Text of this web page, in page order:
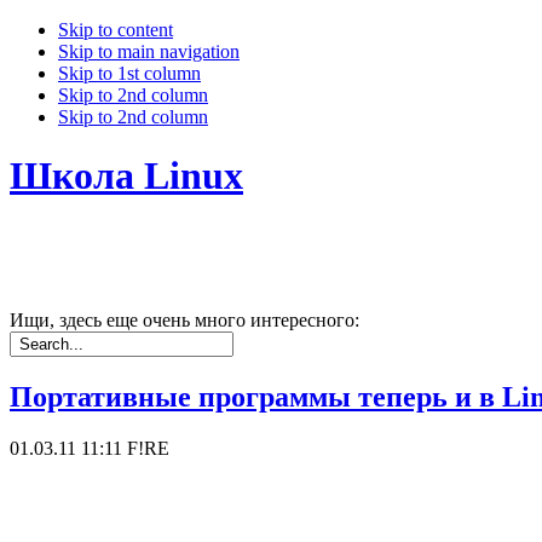
Skip to content
Skip to main navigation
Skip to 1st column
Skip to 2nd column
Skip to 2nd column
Школа Linux
Ищи, здесь еще очень много интересного:
Портативные программы теперь и в
01.03.11 11:11 F!RE